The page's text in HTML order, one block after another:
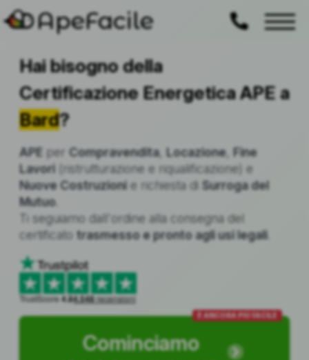
ApeFacile
Hai bisogno della
Certificazione Energetica APE a
Bard?
APE per Compravendita, Locazione Fine
Lavori (ristrutturazione e riqualificazione) e
Nuove Costruzioni e richiesta di Surroga del
Mutuo.
Ti seguiamo dall'ordine alla consegna del
certificato trasmesso e pronto agli usi legali
TrustScore4.84.548recensioni
Cominciamo
È ANCORA PIÙ FACILE